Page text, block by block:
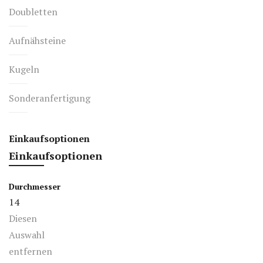
Doubletten
Aufnähsteine
Kugeln
Sonderanfertigung
Einkaufsoptionen
Einkaufsoptionen
Durchmesser
14
Diesen
Auswahl
entfernen